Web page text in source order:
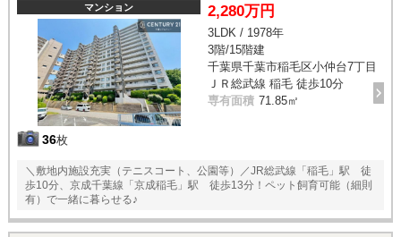
マンション
36枚
2,280万円
3LDK / 1978年
3階/15階建
千葉県千葉市稲毛区小仲台7丁目
ＪＲ総武線 稲毛 徒歩10分
専有面積 71.85㎡
＼敷地内施設充実（テニスコート、公園等）／JR総武線「稲毛」駅 徒
歩10分、京成千葉線「京成稲毛」駅 徒歩13分！ペット飼育可能（細則
有）で一緒に暮らせる♪